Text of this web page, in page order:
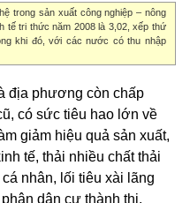
trong sản xuất công nghiệp – nông
tế tri thức năm 2008 là 3,02, xếp thứ
khi đó, với các nước có thu nhập
địa phương còn chấp
có sức tiêu hao lớn về
giảm hiệu quả sản xuất,
tế, thải nhiều chất thải
nhân, lối tiêu xài lãng
dân cư thành thị.